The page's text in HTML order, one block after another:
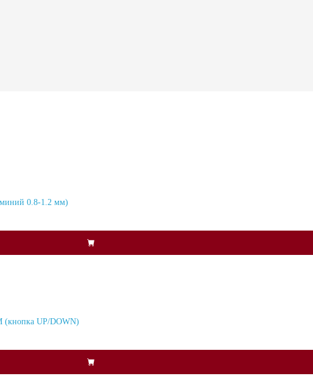
0.8-1.2 мм)
(кнопка UP/DOWN)